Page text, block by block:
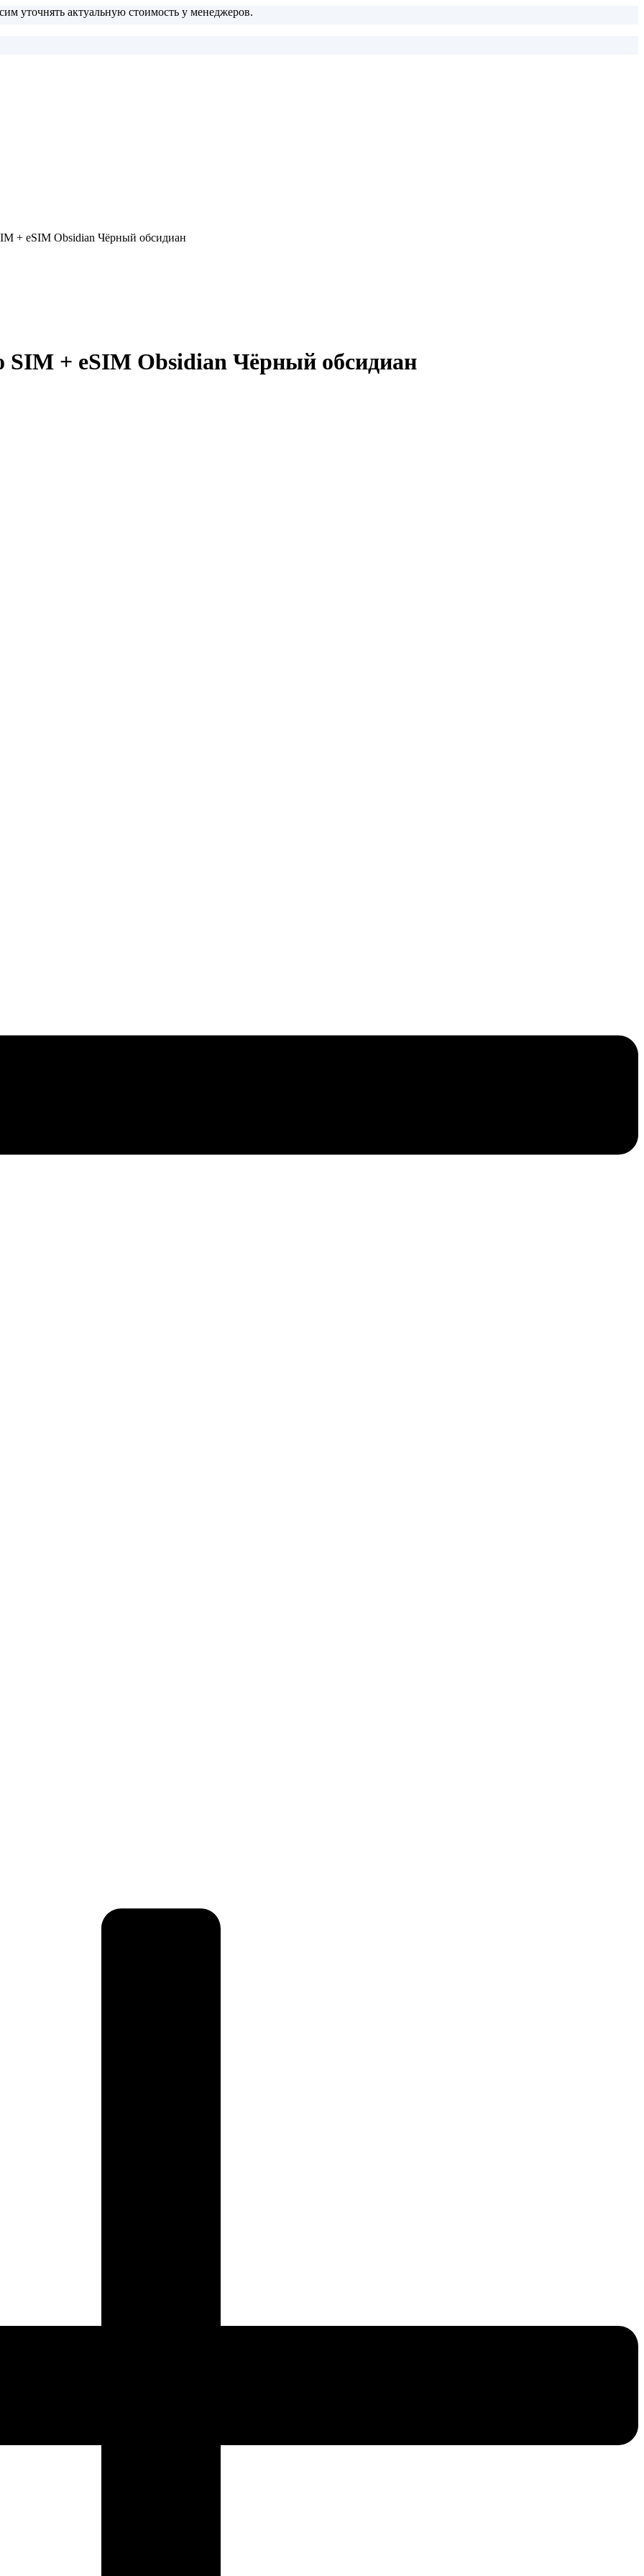
уточнять актуальную стоимость у менеджеров.
+ eSIM Obsidian Чёрный обсидиан
SIM + eSIM Obsidian Чёрный обсидиан